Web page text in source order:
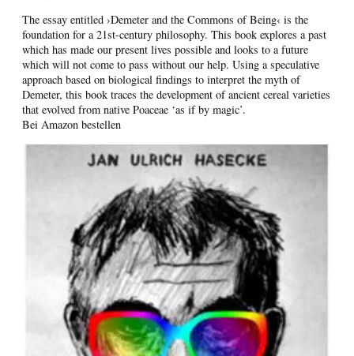
The essay entitled ›Demeter and the Commons of Being‹ is the
foundation for a 21st-century philosophy. This book explores a past
which has made our present lives possible and looks to a future
which will not come to pass without our help. Using a speculative
approach based on biological findings to interpret the myth of
Demeter, this book traces the development of ancient cereal varieties
that evolved from native Poaceae ‘as if by magic’.
Bei Amazon bestellen